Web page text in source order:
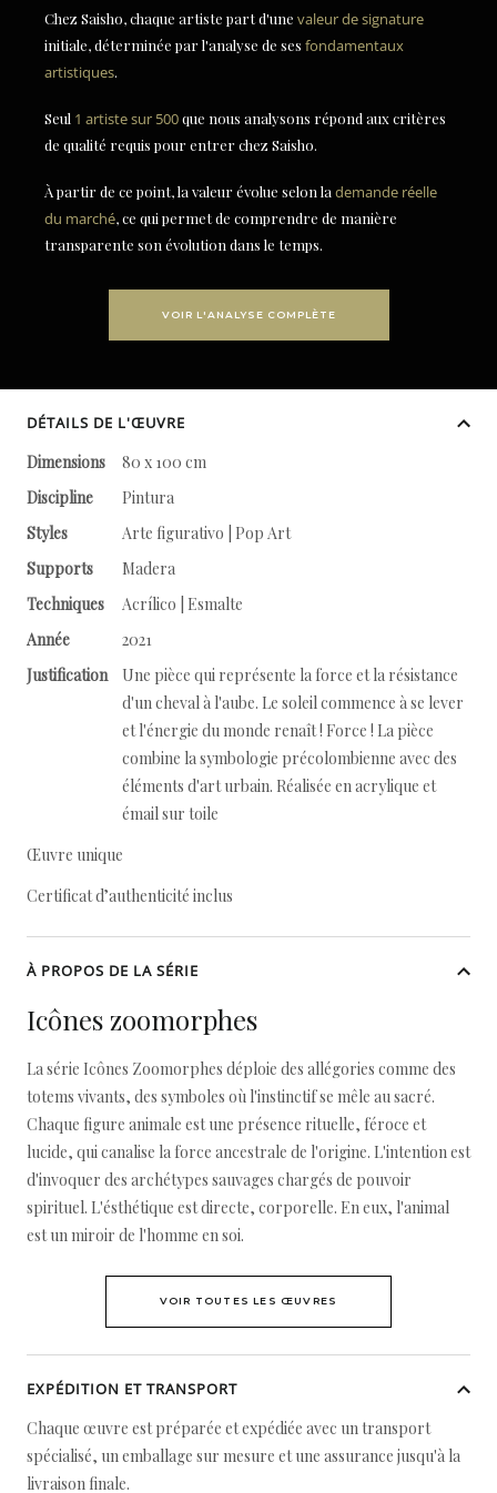
Chez Saisho, chaque artiste part d'une valeur de signature
initiale, déterminée par l'analyse de ses fondamentaux
artistiques.
Seul 1 artiste sur 500que nous analysons répond aux critères
de qualité requis pour entrer chez Saisho.
À partir de ce point, la valeur évolue selon la demande réelle
du marché, ce qui permet de comprendre de manière
transparente son évolution dans le temps.
VOIR L'ANALYSE COMPLÈTE
DÉTAILS DE L'ŒUVRE
Dimensions
80 x 100 cm
Discipline
Pintura
Styles
Arte figurativo | Pop Art
Supports
Madera
Techniques
Acrílico | Esmalte
Année
2021
Justification
Une pièce qui représente la force et la résistance
d'un cheval à l'aube. Le soleil commence à se lever
et l'énergie du monde renaît ! Force ! La pièce
combine la symbologie précolombienne avec des
éléments d'art urbain. Réalisée en acrylique et
émail sur toile
Œuvre unique
Certificat d’authenticité inclus
À PROPOS DE LA SÉRIE
Icônes zoomorphes
La série Icônes Zoomorphes déploie des allégories comme des
totems vivants, des symboles où l'instinctif se mêle au sacré.
Chaque figure animale est une présence rituelle, féroce et
lucide, qui canalise la force ancestrale de l'origine. L'intention est
d'invoquer des archétypes sauvages chargés de pouvoir
spirituel. L'ésthétique est directe, corporelle. En eux, l'animal
est un miroir de l'homme en soi.
VOIR TOUTES LES ŒUVRES
EXPÉDITION ET TRANSPORT
Chaque œuvre est préparée et expédiée avec un transport
spécialisé, un emballage sur mesure et une assurance jusqu'à la
livraison finale.